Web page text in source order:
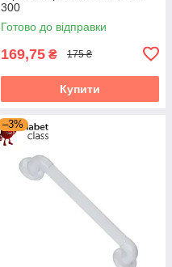
300
Готово до відправки
169,75 ₴ 175 ₴
Купити
–3%